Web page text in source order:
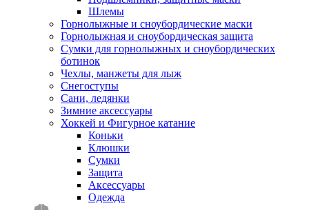
Шлемы
Горнолыжные и сноубордические маски
Горнолыжная и сноубордическая защита
Сумки для горнолыжных и сноубордических
ботинок
Чехлы, манжеты для лыж
Снегоступы
Сани, ледянки
Зимние аксессуары
Хоккей и Фигурное катание
Коньки
Клюшки
Сумки
Защита
Аксессуары
Одежда